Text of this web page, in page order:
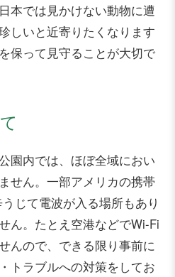
本では見かけない動物に遭
しいと近寄りたくなります
保って見守ることが大切で
園内では、ほぼ全域におい
せん。一部アメリカの携帯
じて電波が入る場所もあり
ん。たとえ空港などでWi-Fi
んので、できる限り事前に
トラブルへの対策をしてお